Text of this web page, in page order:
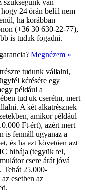
szükségünk van
24 órán belül nem
ha korábban
(+36 30 630-22-77),
is tuduk fogadni.
Megnézem »
tudunk vállalni,
kérésére egy
például a
tudjuk cserélni, mert
A két alkatrésznek
amikor például
Ft-ért), azért mert
is fennáll ugyanaz a
és ha ezt követően azt
hibája (tegyük fel,
csere árát jóvá
Tehát 25.000-
esetben az